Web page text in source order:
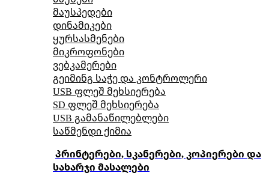
მაუსპედები
დინამიკები
ყურსასმენები
მიკროფონები
ვებკამერები
გეიმინგ საჭე და კონტროლერი
USB ფლეშ მეხსიერება
SD ფლეშ მეხსიერება
USB გამანაწილებლები
საწმენდი ქიმია
პრინტერები, სკანერები, კოპიერები და
სახარჯი მასალები